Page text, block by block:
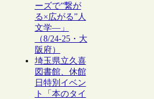
ーズで“繋が
る×広がる”人
文学―」
（8/24-25・大
阪府）
埼玉県立久喜
図書館、休館
日特別イベン
ト「本のタイ